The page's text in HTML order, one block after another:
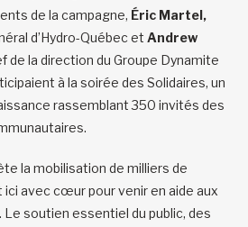
de la campagne, Éric Martel,
d’Hydro-Québec et Andrew
de la direction du Groupe Dynamite
à la soirée des Solidaires, un
rassemblant 350 invités des
la mobilisation de milliers de
avec cœur pour venir en aide aux
soutien essentiel du public, des